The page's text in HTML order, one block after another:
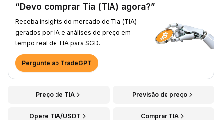
“Devo comprar Tia (TIA) agora?”
Receba insights do mercado de Tia (TIA)
gerados por IA e análises de preço em
tempo real de TIA para SGD.
Pergunte ao TradeGPT
Preço de TIA Previsão de preço
Opere TIA/USDT Comprar TIA